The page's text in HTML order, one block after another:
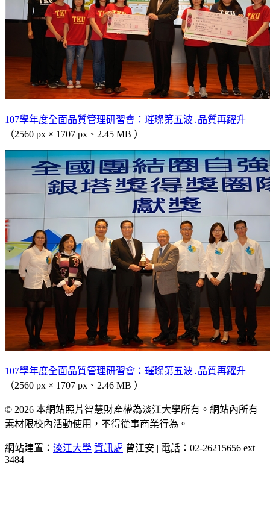
107學年度全面品質管理研習會：璀璨第五波․品質再躍升
（2560 px × 1707 px、2.45 MB ）
107學年度全面品質管理研習會：璀璨第五波․品質再躍升
（2560 px × 1707 px、2.46 MB ）
© 2026 本網站照片智慧財產權為淡江大學所有。網站內所有
素材限校內活動使用，不得從事商業行為。
網站建置： 淡江大學 資訊處 曾江安 | 電話：02-26215656 ext
3484